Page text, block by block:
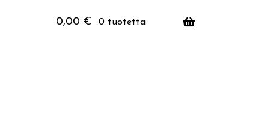
0,00 € 0 tuotetta